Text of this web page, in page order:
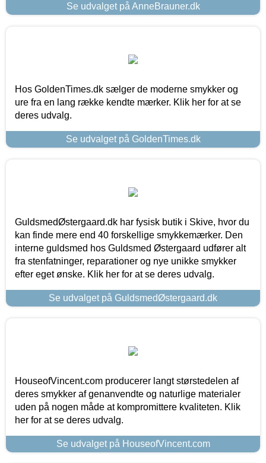
Se udvalget på AnneBrauner.dk
Hos GoldenTimes.dk sælger de moderne smykker og
ure fra en lang række kendte mærker. Klik her for at se
deres udvalg.
Se udvalget på GoldenTimes.dk
GuldsmedØstergaard.dk har fysisk butik i Skive, hvor du
kan finde mere end 40 forskellige smykkemærker. Den
interne guldsmed hos Guldsmed Østergaard udfører alt
fra stenfatninger, reparationer og nye unikke smykker
efter eget ønske. Klik her for at se deres udvalg.
Se udvalget på GuldsmedØstergaard.dk
HouseofVincent.com producerer langt størstedelen af
deres smykker af genanvendte og naturlige materialer
uden på nogen måde at kompromittere kvaliteten. Klik
her for at se deres udvalg.
Se udvalget på HouseofVincent.com